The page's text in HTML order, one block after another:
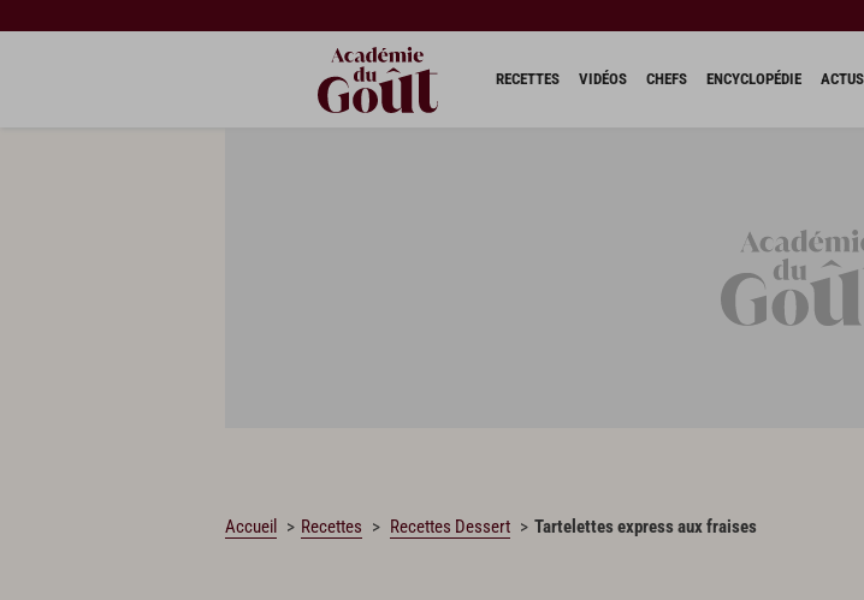
RECETTES VIDÉOS CHEFS ENCYCLOPÉDIE ACTUS
Accueil Recettes Recettes Dessert Tartelettes express aux fraises
CHARGEMENT…